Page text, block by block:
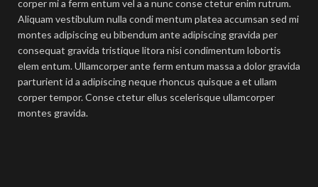
corper mi a ferm entum vel a a nunc conse ctetur enim rutrum.
Aliquam vestibulum nulla condi mentum platea accumsan sed mi
montes adipiscing eu bibendum ante adipiscing gravida per
consequat gravida tristique litora nisi condimentum lobortis
elem entum. Ullamcorper ante ferm entum massa a dolor gravida
parturient id a adipiscing neque rhoncus quisque a et ullam
corper tempor. Conse ctetur ellus scelerisque ullamcorper
montes gravida.